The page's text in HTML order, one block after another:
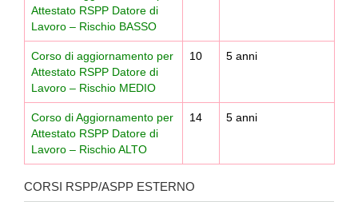
Attestato RSPP Datore di
Lavoro – Rischio BASSO
Corso di aggiornamento per
Attestato RSPP Datore di
Lavoro – Rischio MEDIO
10 5 anni
Corso di Aggiornamento per
Attestato RSPP Datore di
Lavoro – Rischio ALTO
14 5 anni
CORSI RSPP/ASPP ESTERNO